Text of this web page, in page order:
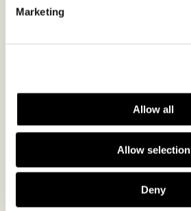
Marketing
Allow all
Allow selection
Deny
Eskilstuna